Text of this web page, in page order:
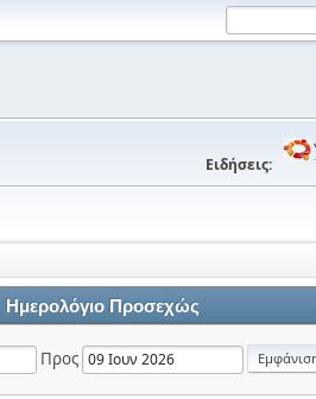
Ειδήσεις:
Ημερολόγιο Προσεχώς
Προς